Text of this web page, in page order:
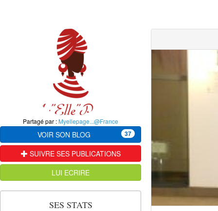
Partagé par : Myellepage...@France
VOIR SON BLOG 37
SUIVRE SES PUBLICATIONS
LUI ECRIRE
SES STATS